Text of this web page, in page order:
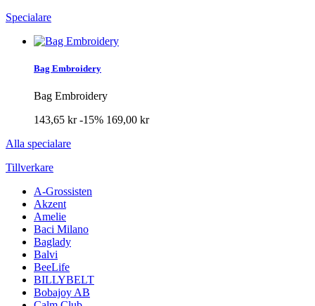
Specialare
Bag Embroidery
Bag Embroidery
143,65 kr-15% 169,00 kr
Alla specialare
Tillverkare
A-Grossisten
Akzent
Amelie
Baci Milano
Baglady
Balvi
BeeLife
BILLYBELT
Bobajoy AB